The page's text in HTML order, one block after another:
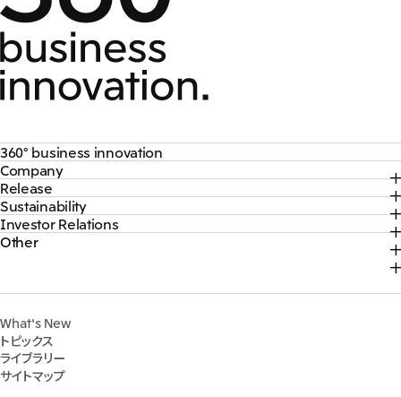
360° business innovation
トップ
三井物産ブランド・プロジェクト
ソーシャルメディア公式アカウント一覧​
コンテンツ一覧
Company
トップ
社長メッセージ
三井物産について
三井物産の事業
Release
トップ
2026年
2025年
Sustainability
トップ
サステナビリティ最新情報
Social
Governance
マテリアリティ
イニシアティブへの参画
Investor Relations
トップ
IR資料室
IR説明会
個人株主・投資家の皆様へ
株主・株式基本情報
Other
三井グループ350周年記念事業サイト
What's New
トピックス
ライブラリー
サイトマップ